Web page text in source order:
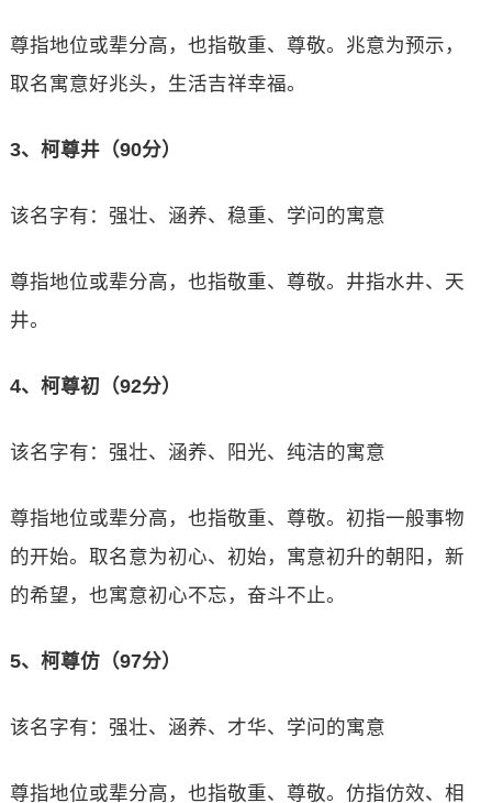
尊指地位或辈分高，也指敬重、尊敬。兆意为预示，
取名寓意好兆头，生活吉祥幸福。
3、柯尊井（90分）
该名字有：强壮、涵养、稳重、学问的寓意
尊指地位或辈分高，也指敬重、尊敬。井指水井、天
井。
4、柯尊初（92分）
该名字有：强壮、涵养、阳光、纯洁的寓意
尊指地位或辈分高，也指敬重、尊敬。初指一般事物
的开始。取名意为初心、初始，寓意初升的朝阳，新
的希望，也寓意初心不忘，奋斗不止。
5、柯尊仿（97分）
该名字有：强壮、涵养、才华、学问的寓意
尊指地位或辈分高，也指敬重、尊敬。仿指仿效、相